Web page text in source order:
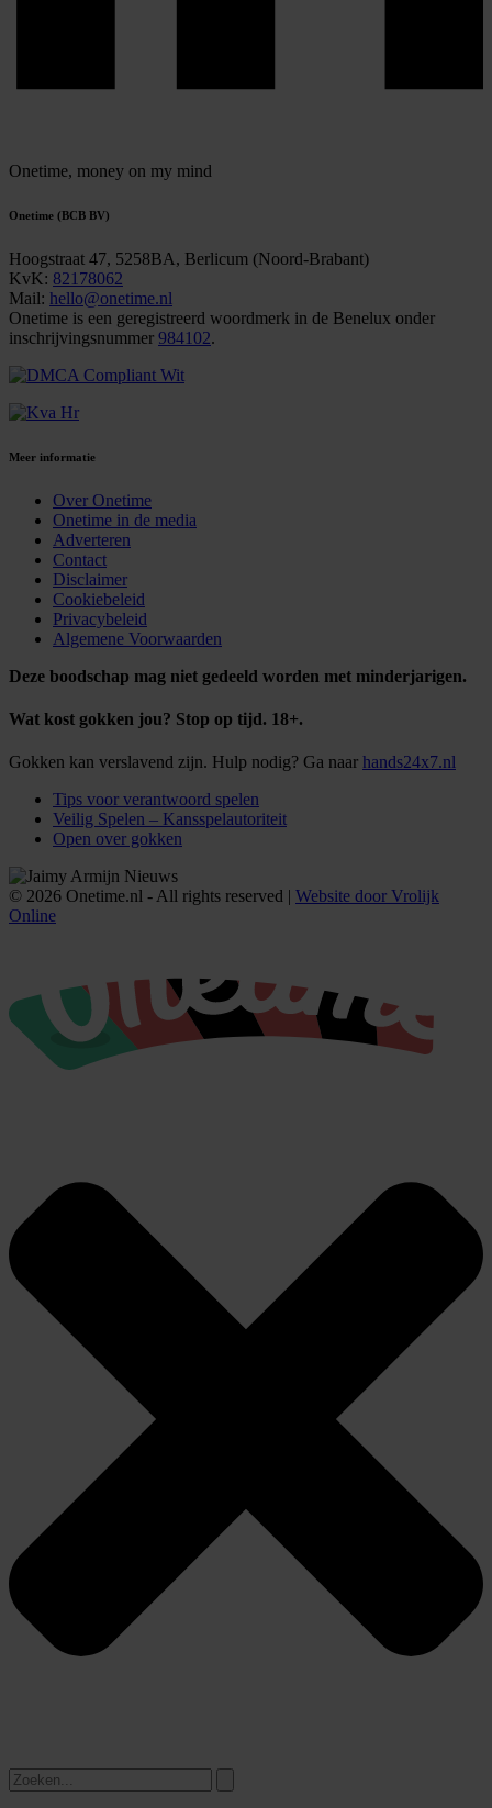
Onetime, money on my mind
Onetime (BCB BV)
Hoogstraat 47, 5258BA, Berlicum (Noord-Brabant)
KvK: 82178062
Mail: hello@onetime.nl
Onetime is een geregistreerd woordmerk in de Benelux onder
inschrijvingsnummer 984102.
Meer informatie
Over Onetime
Onetime in de media
Adverteren
Contact
Disclaimer
Cookiebeleid
Privacybeleid
Algemene Voorwaarden
Deze boodschap mag niet gedeeld worden met minderjarigen.
Wat kost gokken jou? Stop op tijd. 18+.
Gokken kan verslavend zijn. Hulp nodig? Ga naar hands24x7.nl
Tips voor verantwoord spelen
Veilig Spelen – Kansspelautoriteit
Open over gokken
© 2026 Onetime.nl - All rights reserved | Website door Vrolijk
Online